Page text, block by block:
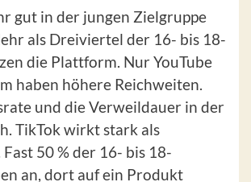
gut in der jungen Zielgruppe
als Dreiviertel der 16- bis 18-
die Plattform. Nur YouTube
haben höhere Reichweiten.
und die Verweildauer in der
TikTok wirkt stark als
50 % der 16- bis 18-
an, dort auf ein Produkt